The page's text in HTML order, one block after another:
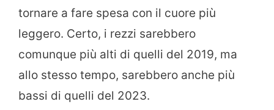
tornare a fare spesa con il cuore più
leggero. Certo, i rezzi sarebbero
comunque più alti di quelli del 2019, ma
allo stesso tempo, sarebbero anche più
bassi di quelli del 2023.